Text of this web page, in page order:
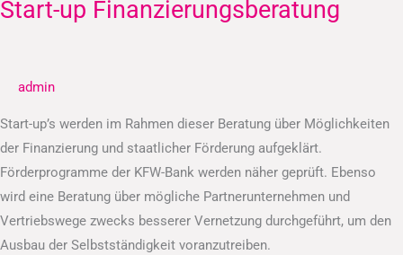
Start-up Finanzierungsberatung
admin
Start-up’s werden im Rahmen dieser Beratung über Möglichkeiten
der Finanzierung und staatlicher Förderung aufgeklärt.
Förderprogramme der KFW-Bank werden näher geprüft. Ebenso
wird eine Beratung über mögliche Partnerunternehmen und
Vertriebswege zwecks besserer Vernetzung durchgeführt, um den
Ausbau der Selbstständigkeit voranzutreiben.
Start-